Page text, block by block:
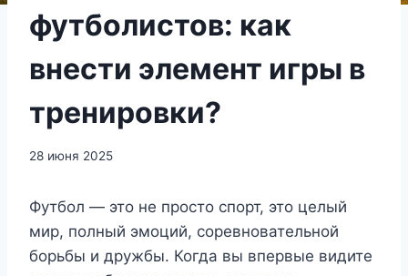
футболистов: как
внести элемент игры в
тренировки?
28 июня 2025
Футбол — это не просто спорт, это целый
мир, полный эмоций, соревновательной
борьбы и дружбы. Когда вы впервые видите